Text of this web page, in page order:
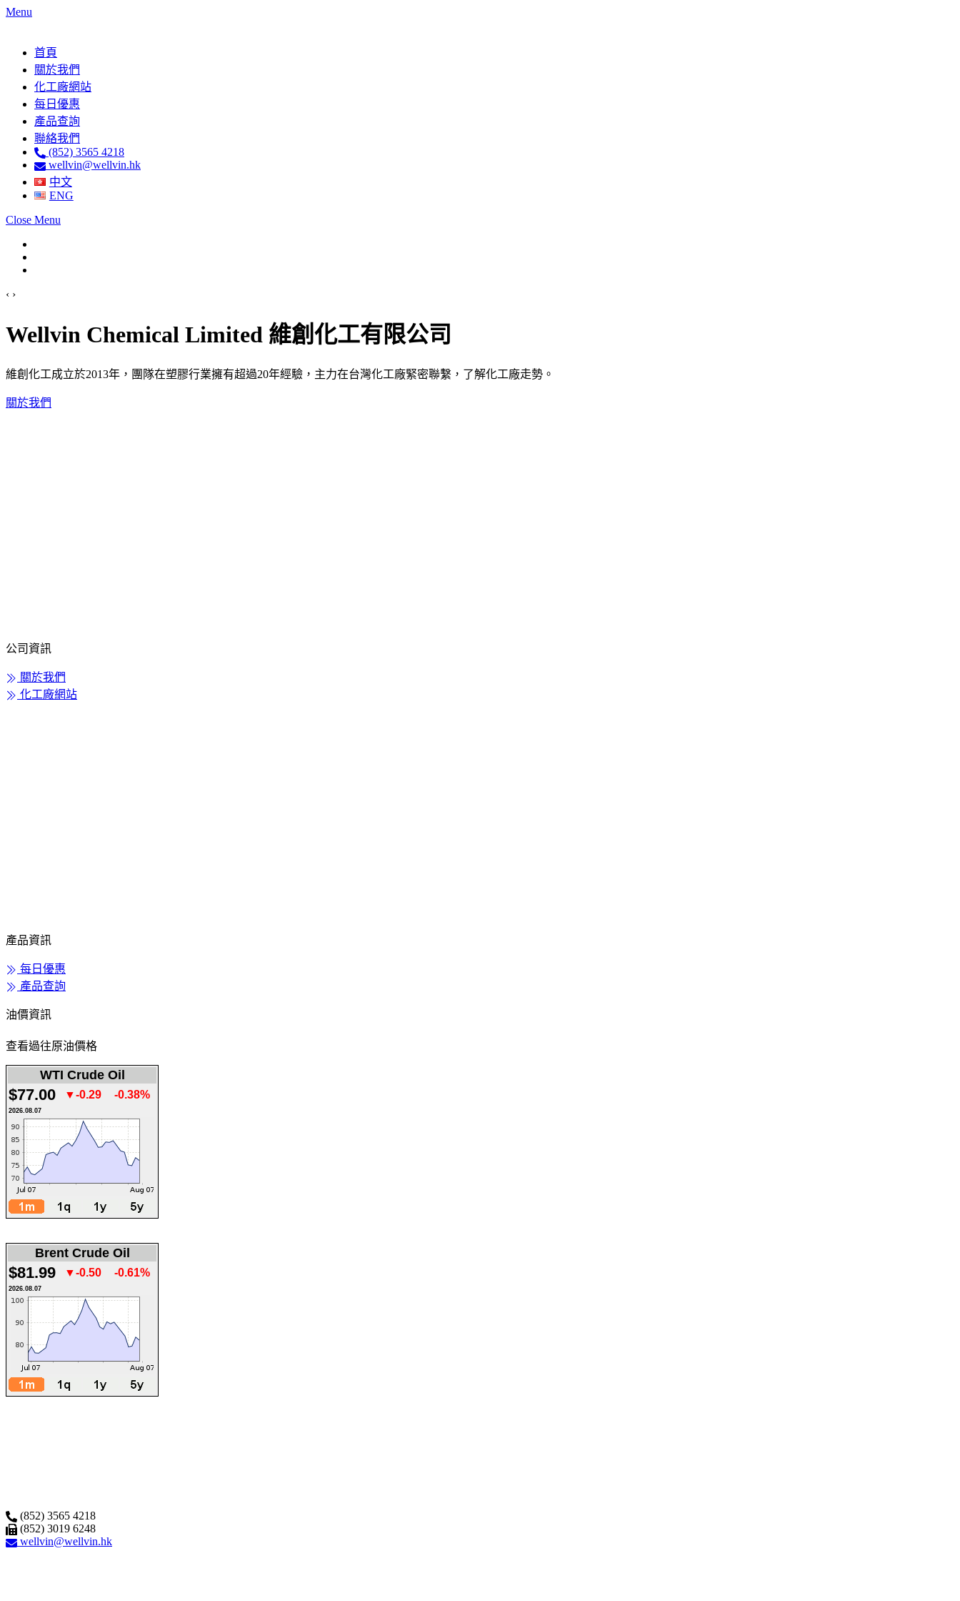
Menu
首頁
關於我們
化工廠網站
每日優惠
產品查詢
聯絡我們
(852) 3565 4218
wellvin@wellvin.hk
中文
ENG
Close Menu
‹ ›
Wellvin Chemical Limited 維創化工有限公司
維創化工成立於2013年，團隊在塑膠行業擁有超過20年經驗，主力在台灣化工廠緊密聯繫，了解化工廠走勢。
關於我們
公司資訊
關於我們
化工廠網站
產品資訊
每日優惠
產品查詢
油價資訊
查看過往原油價格
WTI Crude Oil
$77.00 ▼-0.29 -0.38%
2026.08.07
Brent Crude Oil
$81.99 ▼-0.50 -0.61%
2026.08.07
(852) 3565 4218
(852) 3019 6248
wellvin@wellvin.hk